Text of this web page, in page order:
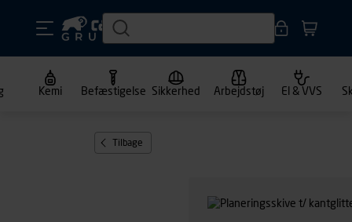
Kemi Befæstigelse Sikkerhed Arbejdstøj El & VVS
Tilbage